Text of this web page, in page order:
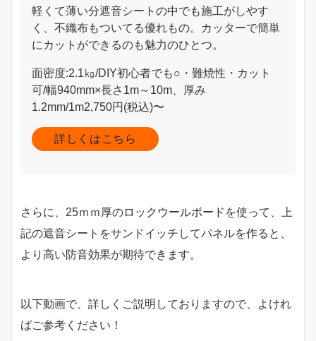
軽くて薄い分遮音シートの中でも施工がしやす
く、不織布もついてる優れもの。カッターで簡単
にカットができるのも魅力のひとつ。
面密度:2.1㎏/DIY初心者でも○・難焼性・カット
可/幅940mm×長さ1m～10m、厚み
1.2mm/1m2,750円(税込)〜
詳しくはこちら
さらに、25ｍｍ厚のロックウールボード を使って、上
記の遮音シートをサンドイッチしてパネルを作ると、
より高い防音効果が期待できます。
以下動画で、詳しくご説明しておりますので、よけれ
ばご参考ください！